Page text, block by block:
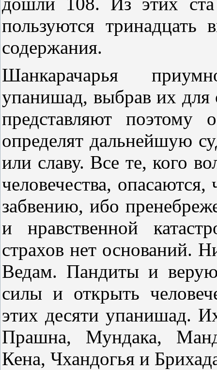
пользуются
содержания.
Шанкарачарья
упанишад, выбрав их для
представляют поэтому
определят дальнейшую
или славу. Все те, кого
человечества,
забвению, ибо
и нравственной
страхов нет оснований.
Ведам. Пандиты и
силы и открыть
этих десяти упанишад.
Прашна, Мундака,
Кена, Чхандогья и